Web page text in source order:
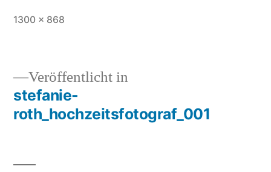
Vollständige
1300 × 868
Beitragsnavigation
Veröffentlicht in
stefanie-
roth_hochzeitsfotograf_001